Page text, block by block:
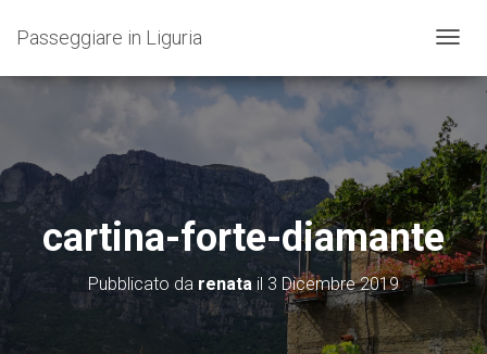
Passeggiare in Liguria
A
I
G
A
Z
I
O
N
E
G
cartina-forte-diamante
Pubblicato da renata il 3 Dicembre 2019